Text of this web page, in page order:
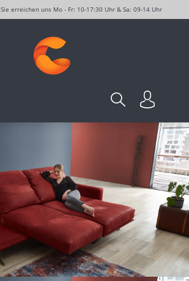
Sie erreichen uns Mo - Fr: 10-17:30 Uhr & Sa: 09-14 Uhr